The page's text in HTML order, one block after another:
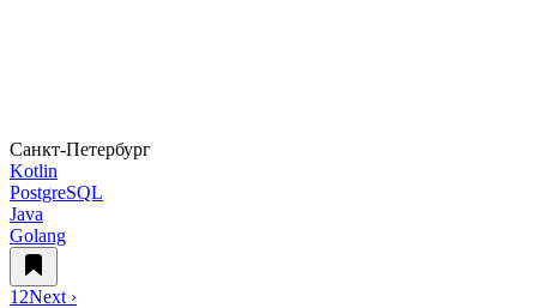
Санкт-Петербург
Kotlin
PostgreSQL
Java
Golang
1 2Next ›